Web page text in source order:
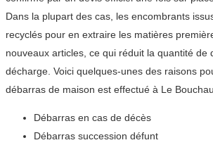
Dans la plupart des cas, les encombrants
recyclés pour en extraire les matières
nouveaux articles, ce qui réduit la quantité de
décharge. Voici quelques-unes des raisons
débarras de maison est effectué à Le
Débarras en cas de décès
Débarras succession défunt